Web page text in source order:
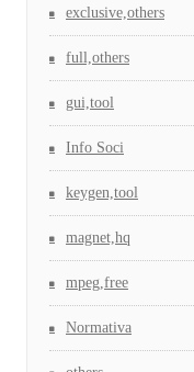
exclusive,others
full,others
gui,tool
Info Soci
keygen,tool
magnet,hq
mpeg,free
Normativa